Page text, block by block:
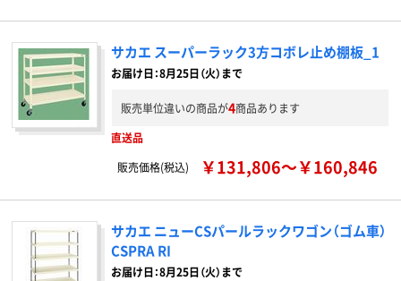
サカエ スーパーラック3方コボレ止め棚板_1
お届け日：8月25日（火）まで
販売単位違いの商品が4商品あります
直送品
販売価格(税込)
￥131,806～￥160,846
サカエ ニューCSパールラックワゴン（ゴム車）
CSPRA RI
お届け日：8月25日（火）まで